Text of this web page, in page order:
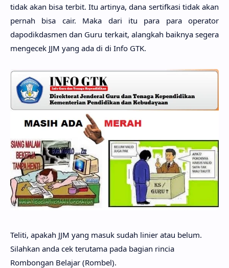
tidak akan bisa terbit. Itu artinya, dana sertifkasi tidak akan
pernah bisa cair. Maka dari itu para para operator
dapodikdasmen dan Guru terkait, alangkah baiknya segera
mengecek JJM yang ada di di Info GTK.
Teliti, apakah JJM yang masuk sudah linier atau belum.
Silahkan anda cek terutama pada bagian rincia
Rombongan Belajar (Rombel).